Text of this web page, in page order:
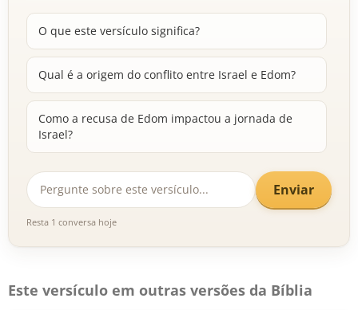
O que este versículo significa?
Qual é a origem do conflito entre Israel e Edom?
Como a recusa de Edom impactou a jornada de
Israel?
Enviar
Resta 1 conversa hoje
Este versículo em outras versões da Bíblia